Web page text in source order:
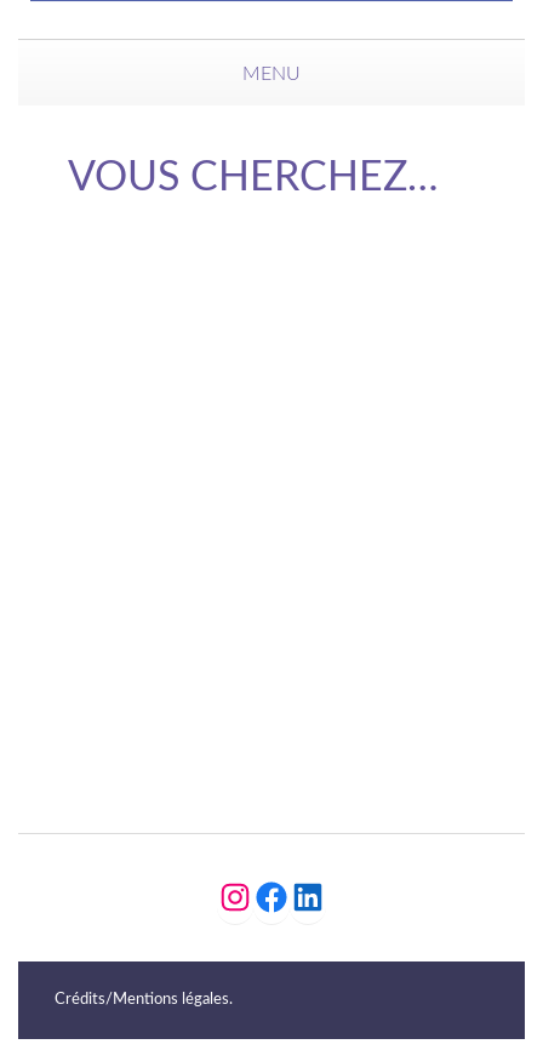
MENU
VOUS CHERCHEZ…
https://
https://
https://www.linkedin.com/company/du-c%C3%B4t%C3%A9-des-femmes-31/about/
Crédits/Mentions légales.